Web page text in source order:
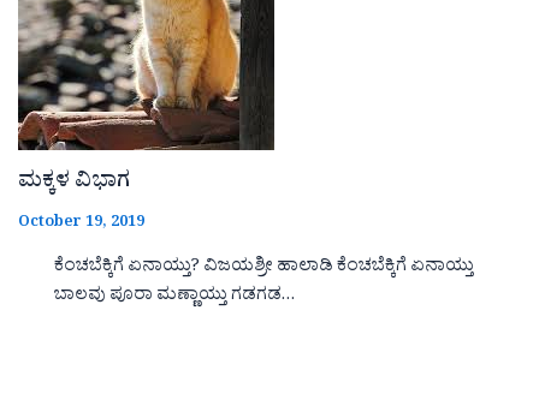
ಮಕ್ಕಳ ವಿಭಾಗ
October 19, 2019
ಕೆಂಚಬೆಕ್ಕಿಗೆ ಏನಾಯ್ತು? ವಿಜಯಶ್ರೀ ಹಾಲಾಡಿ ಕೆಂಚಬೆಕ್ಕಿಗೆ ಏನಾಯ್ತು
ಬಾಲವು ಪೂರಾ ಮಣ್ಣಾಯ್ತು ಗಡಗಡ…